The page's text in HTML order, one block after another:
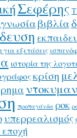
Σεφέρης
βιβλία
εξετάσεις
ιστορία της
κρίση
προπαγάνδα ροκ
υπερρεαλισμός